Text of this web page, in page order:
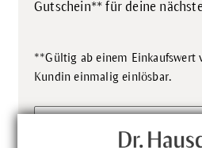
Gutschein** für deine
**Gültig ab einem Einkaufswert
Kundin einmalig einlösbar.